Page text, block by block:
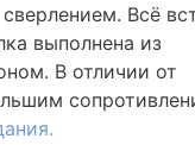
Всё
выполнена из
В отличии от